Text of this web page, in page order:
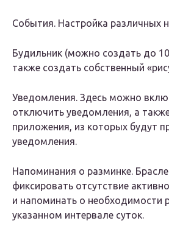
События. Настройка различных
Будильник (можно создать до
также создать собственный
Уведомления. Здесь можно
отключить уведомления, а
приложения, из которых будут
уведомления.
Напоминания о разминке.
фиксировать отсутствие
и напоминать о необходимости
указанном интервале суток.